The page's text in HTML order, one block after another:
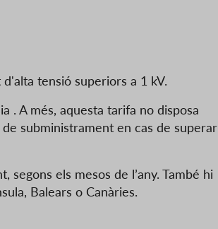
tensió superiors a 1 kV.
. A més, aquesta tarifa no disposa
subministrament en cas de superar
els mesos de l’any. També hi
Balears o Canàries.